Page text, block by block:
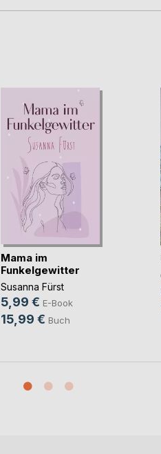
Mama im
Funkelgewitter
Susanna Fürst
5,99 € E-Book
15,99 € Buch